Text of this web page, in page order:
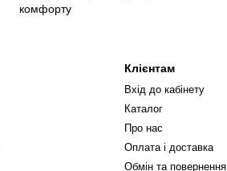
комфорту
Клієнтам
Вхід до кабінету
Каталог
Про нас
Оплата і доставка
Обмін та повернення